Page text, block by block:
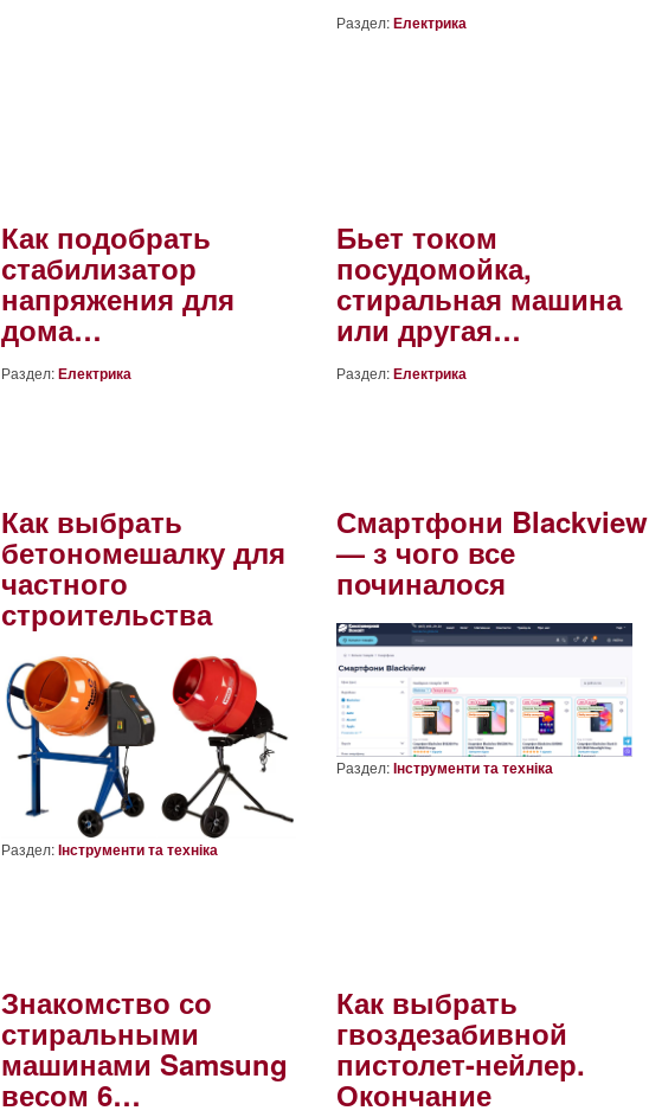
Раздел:Електрика
Как подобрать
стабилизатор
напряжения для
дома…
Раздел:Електрика
Бьет током
посудомойка,
стиральная машина
или другая…
Раздел:Електрика
Как выбрать
бетономешалку для
частного
строительства
Раздел:Інструменти та техніка
Смартфони Blackview
— з чого все
починалося
Раздел:Інструменти та техніка
Знакомство со
стиральными
машинами Samsung
весом 6…
Как выбрать
гвоздезабивной
пистолет-нейлер.
Окончание